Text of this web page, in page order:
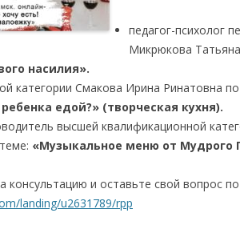
педагог-психолог
Микрюкова
насилия».
категории Смакова Ирина Ринатовна
едой?» (творческая кухня).
высшей квалификационной
«Музыкальное меню от Мудрого
консультацию и оставьте свой вопрос
landing/u2631789/rpp